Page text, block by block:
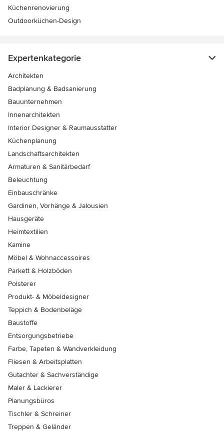
Küchenrenovierung
Outdoorküchen-Design
Expertenkategorie
Architekten
Badplanung & Badsanierung
Bauunternehmen
Innenarchitekten
Interior Designer & Raumausstatter
Küchenplanung
Landschaftsarchitekten
Armaturen & Sanitärbedarf
Beleuchtung
Einbauschränke
Gardinen, Vorhänge & Jalousien
Hausgeräte
Heimtextilien
Kamine
Möbel & Wohnaccessoires
Parkett & Holzböden
Polsterer
Produkt- & Möbeldesigner
Teppich & Bodenbeläge
Baustoffe
Entsorgungsbetriebe
Farbe, Tapeten & Wandverkleidung
Fliesen & Arbeitsplatten
Gutachter & Sachverständige
Maler & Lackierer
Planungsbüros
Tischler & Schreiner
Treppen & Geländer